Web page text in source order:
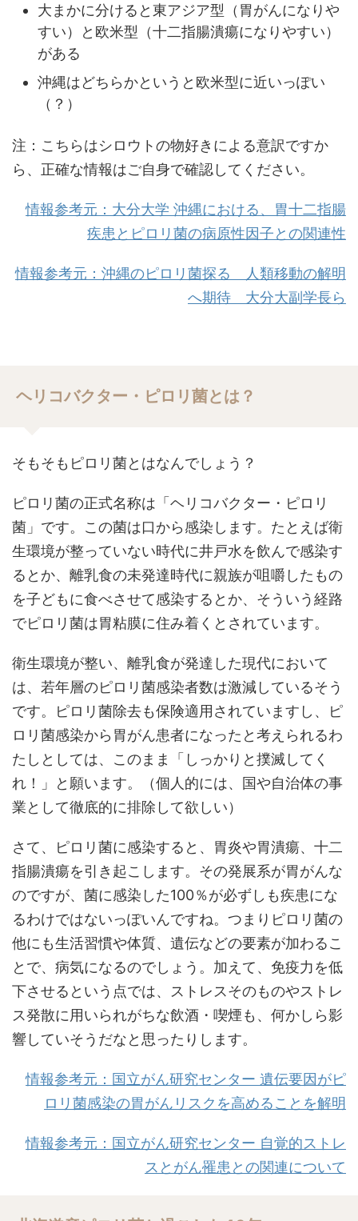
大まかに分けると東アジア型（胃がんになりや
すい）と欧米型（十二指腸潰瘍になりやすい）
がある
沖縄はどちらかというと欧米型に近いっぽい
（？）
注：こちらはシロウトの物好きによる意訳ですか
ら、正確な情報はご自身で確認してください。
情報参考元：大分大学 沖縄における、胃十二指腸
疾患とピロリ菌の病原性因子との関連性
情報参考元：沖縄のピロリ菌探る 人類移動の解明
へ期待 大分大副学長ら
ヘリコバクター・ピロリ菌とは？
そもそもピロリ菌とはなんでしょう？
ピロリ菌の正式名称は「ヘリコバクター・ピロリ
菌」です。この菌は口から感染します。たとえば衛
生環境が整っていない時代に井戸水を飲んで感染す
るとか、離乳食の未発達時代に親族が咀嚼したもの
を子どもに食べさせて感染するとか、そういう経路
でピロリ菌は胃粘膜に住み着くとされています。
衛生環境が整い、離乳食が発達した現代において
は、若年層のピロリ菌感染者数は激減しているそう
です。ピロリ菌除去も保険適用されていますし、ピ
ロリ菌感染から胃がん患者になったと考えられるわ
たしとしては、このまま「しっかりと撲滅してく
れ！」と願います。（個人的には、国や自治体の事
業として徹底的に排除して欲しい）
さて、ピロリ菌に感染すると、胃炎や胃潰瘍、十二
指腸潰瘍を引き起こします。その発展系が胃がんな
のですが、菌に感染した100％が必ずしも疾患にな
るわけではないっぽいんですね。つまりピロリ菌の
他にも生活習慣や体質、遺伝などの要素が加わるこ
とで、病気になるのでしょう。加えて、免疫力を低
下させるという点では、ストレスそのものやストレ
ス発散に用いられがちな飲酒・喫煙も、何かしら影
響していそうだなと思ったりします。
情報参考元：国立がん研究センター 遺伝要因がピ
ロリ菌感染の胃がんリスクを高めることを解明
情報参考元：国立がん研究センター 自覚的ストレ
スとがん罹患との関連について